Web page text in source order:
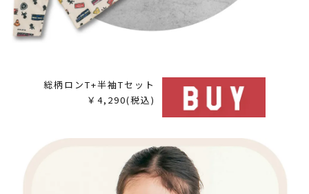
総柄ロンT+半袖Tセット
￥4,290(税込)